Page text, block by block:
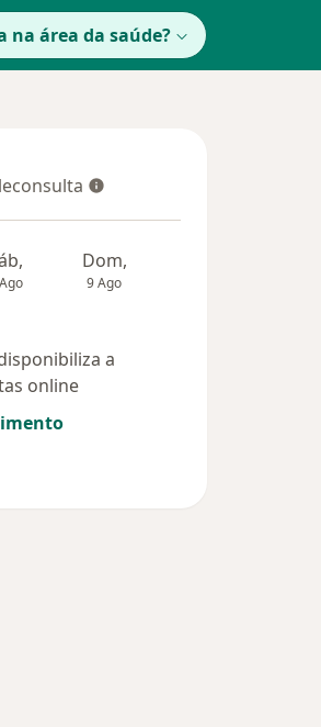
na área da saúde?
Dom,
9 Ago
a
online